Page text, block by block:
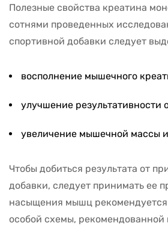
Полезные свойства креатина
сотнями проведенных
спортивной добавки следует
восполнение мышечного
улучшение результативности
увеличение мышечной массы
Чтобы добиться результата от
добавки, следует принимать ее
насыщения мышц
особой схемы, рекомендованной